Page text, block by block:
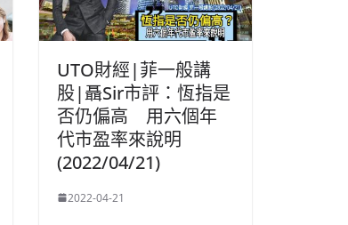
UTO財經|菲一般講
股|聶Sir市評：恆指是
否仍偏高 用六個年
代市盈率來說明
(2022/04/21)
2022-04-21